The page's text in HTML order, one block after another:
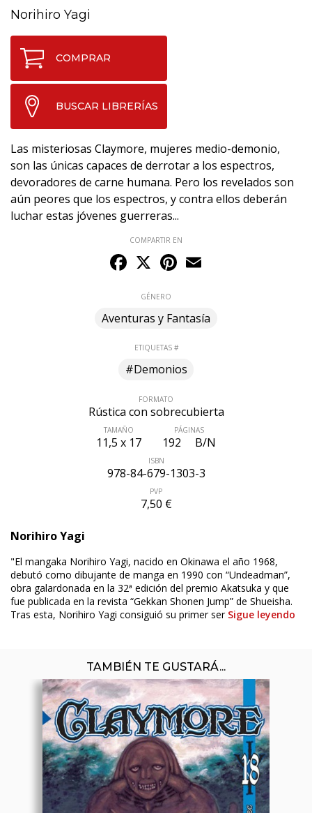
Norihiro Yagi
COMPRAR
BUSCAR LIBRERÍAS
Las misteriosas Claymore, mujeres medio-demonio,
son las únicas capaces de derrotar a los espectros,
devoradores de carne humana. Pero los revelados son
aún peores que los espectros, y contra ellos deberán
luchar estas jóvenes guerreras...
COMPARTIR EN
Facebook
X Pinterest
GÉNERO
Aventuras y Fantasía
ETIQUETAS #
#Demonios
FORMATO
Rústica con sobrecubierta
TAMAÑO
11,5 x 17
PÁGINAS
192 B/N
ISBN
978-84-679-1303-3
PVP
7,50 €
Norihiro Yagi
"El mangaka Norihiro Yagi, nacido en Okinawa el año 1968,
debutó como dibujante de manga en 1990 con “Undeadman”,
obra galardonada en la 32ª edición del premio Akatsuka y que
fue publicada en la revista “Gekkan Shonen Jump” de Shueisha.
Tras esta, Norihiro Yagi consiguió su primer ser Sigue leyendo
TAMBIÉN TE GUSTARÁ...